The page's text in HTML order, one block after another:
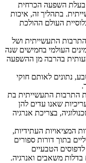
בעלת השפעה הכרחית
בתהליך זה, איכות
העולם ההולכת
התעשייתית ושל
העולמי בחמישים שנה
בהרבה מן ההשפעה
נתונים לאותם חוקי
התרבות התעשייתית בת
שאנו עדים להן
בצריכת אנרגיה
המציאויות העתידיות,
בתוך דורות ספורים
הטבעיים
בדלות משאבים ואנרגיה.